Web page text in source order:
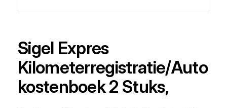
Sigel Expres
Kilometerregistratie/Auto
kostenboek 2 Stuks,